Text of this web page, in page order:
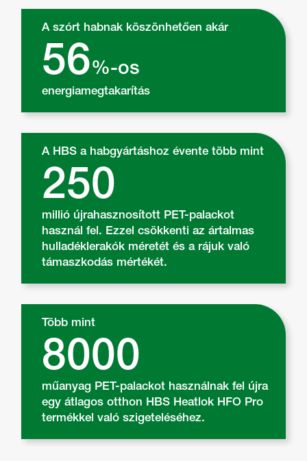
A szórt habnak köszönhetően akár
56%-os
energiamegtakarítás
A HBS a habgyártáshoz évente több mint
250
millió újrahasznosított PET-palackot
használ fel. Ezzel csökkenti az ártalmas
hulladéklerakók méretét és a rájuk való
támaszkodás mértékét.
Több mint
8000
műanyag PET-palackot használnak fel újra
egy átlagos otthon HBS Heatlok HFO Pro
termékkel való szigeteléséhez.